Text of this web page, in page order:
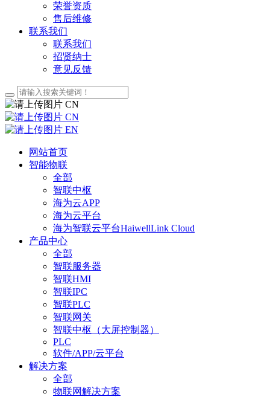
荣誉资质
售后维修
联系我们
联系我们
招贤纳士
意见反馈
CN
CN
EN
网站首页
智能物联
全部
智联中枢
海为云APP
海为云平台
海为智联云平台HaiwellLink Cloud
产品中心
全部
智联服务器
智联HMI
智联IPC
智联PLC
智联网关
智联中枢（大屏控制器）
PLC
软件/APP/云平台
解决方案
全部
物联网解决方案